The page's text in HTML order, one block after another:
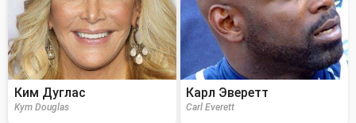
Ким Дуглас
Kym Douglas
Карл Эверетт
Carl Everett